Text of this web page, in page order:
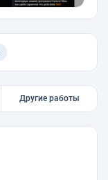
Другие работы